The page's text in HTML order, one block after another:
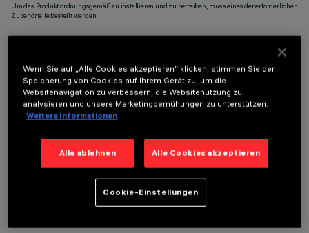
Um das Produkt ordnungsgemäß zu installieren und zu betreiben, muss eines der erforderlichen
Zubehörteile bestellt werden:
OPTIONALE KOMPONENTEN
TECHNISCHE DATEN
Wenn Sie auf „Alle Cookies akzeptieren“ klicken, stimmen Sie der
Speicherung von Cookies auf Ihrem Gerät zu, um die
Websitenavigation zu verbessern, die Websitenutzung zu
analysieren und unsere Marketingbemühungen zu unterstützen.
Weitere Informationen
Alle ablehnen Alle Cookies akzeptieren
Cookie-Einstellungen